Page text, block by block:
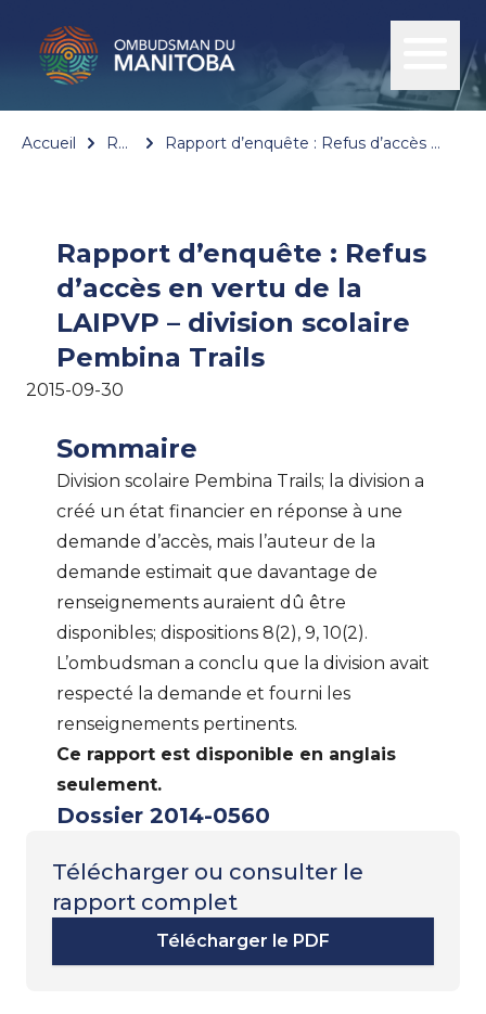
Accueil Rapports Rapport d’enquête : Refus d’accès en vertu de la LAIPVP – division scolaire Pembina Trails
Rapport d’enquête : Refus
d’accès en vertu de la
LAIPVP – division scolaire
Pembina Trails
2015-09-30
Sommaire
Division scolaire Pembina Trails; la division a
créé un état financier en réponse à une
demande d’accès, mais l’auteur de la
demande estimait que davantage de
renseignements auraient dû être
disponibles; dispositions 8(2), 9, 10(2).
L’ombudsman a conclu que la division avait
respecté la demande et fourni les
renseignements pertinents.
Ce rapport est disponible en anglais
seulement.
Dossier 2014-0560
Télécharger ou consulter le
rapport complet
Télécharger le PDF